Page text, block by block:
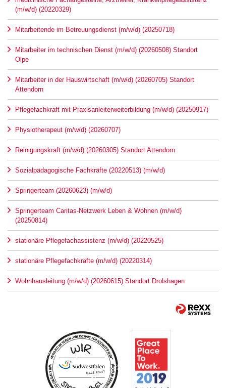
(m/w/d) (20220329)
Mitarbeitende im Betreuungsdienst (m/w/d) (20250718)
Mitarbeiter im technischen Dienst (m/w/d) (20260508) Standort
Olpe
Mitarbeiter in der Hauswirtschaft (m/w/d) (20260705) Standort
Attendorn
Pflegefachkraft mit Praxisanleiterweiterbildung (m/w/d) (20250917)
Physiotherapeut (m/w/d) (20260707)
Reinigungskraft (m/w/d) (20260305) Standort Attendorn
Sozialpädagogische Fachkräfte (20220513) (m/w/d)
Springerteam (20260623) (m/w/d)
Springerteam Caritas-Netzwerk Leben & Wohnen (m/w/d)
(20250814)
stationäre Pflegefachassistenz (m/w/d) (20220525)
stationäre Pflegefachkräfte (m/w/d) (20220314)
Wohnhausleitung (m/w/d) (20260615) Standort Drolshagen